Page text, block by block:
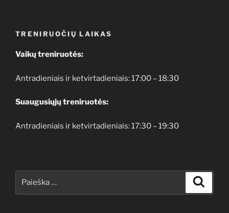
TRENIRUOČIŲ LAIKAS
Vaikų treniruotės:
Antradieniais ir ketvirtadieniais: 17:00 – 18:30
Suaugusiųjų treniruotės:
Antradieniais ir ketvirtadieniais: 17:30 – 19:30